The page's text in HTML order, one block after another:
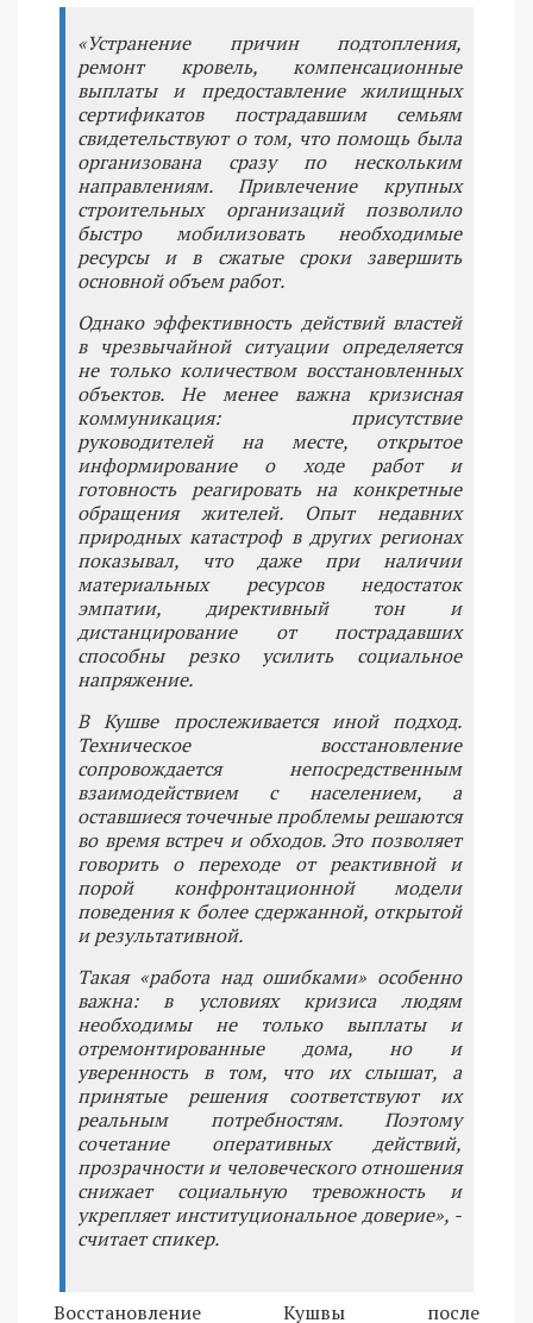
«Устранение причин подтопления,
ремонт кровель, компенсационные
выплаты и предоставление жилищных
сертификатов пострадавшим семьям
свидетельствуют о том, что помощь была
организована сразу по нескольким
направлениям. Привлечение крупных
строительных организаций позволило
быстро мобилизовать необходимые
ресурсы и в сжатые сроки завершить
основной объем работ.
Однако эффективность действий властей
в чрезвычайной ситуации определяется
не только количеством восстановленных
объектов. Не менее важна кризисная
коммуникация: присутствие
руководителей на месте, открытое
информирование о ходе работ и
готовность реагировать на конкретные
обращения жителей. Опыт недавних
природных катастроф в других регионах
показывал, что даже при наличии
материальных ресурсов недостаток
эмпатии, директивный тон и
дистанцирование от пострадавших
способны резко усилить социальное
напряжение.
В Кушве прослеживается иной подход.
Техническое восстановление
сопровождается непосредственным
взаимодействием с населением, а
оставшиеся точечные проблемы решаются
во время встреч и обходов. Это позволяет
говорить о переходе от реактивной и
порой конфронтационной модели
поведения к более сдержанной, открытой
и результативной.
Такая «работа над ошибками» особенно
важна: в условиях кризиса людям
необходимы не только выплаты и
отремонтированные дома, но и
уверенность в том, что их слышат, а
принятые решения соответствуют их
реальным потребностям. Поэтому
сочетание оперативных действий,
прозрачности и человеческого отношения
снижает социальную тревожность и
укрепляет институциональное доверие», -
считает спикер.
Восстановление Кушвы после